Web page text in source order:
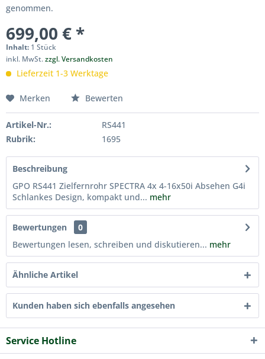
genommen.
699,00 € *
Inhalt: 1 Stück
inkl. MwSt.zzgl. Versandkosten
Lieferzeit 1-3 Werktage
Merken Bewerten
Artikel-Nr.:
RS441
Rubrik:
1695
Beschreibung
GPO RS441 Zielfernrohr SPECTRA 4x 4-16x50i Absehen G4i
Schlankes Design, kompakt und... mehr
Bewertungen
0
Bewertungen lesen, schreiben und diskutieren... mehr
Ähnliche Artikel
Kunden haben sich ebenfalls angesehen
Service Hotline